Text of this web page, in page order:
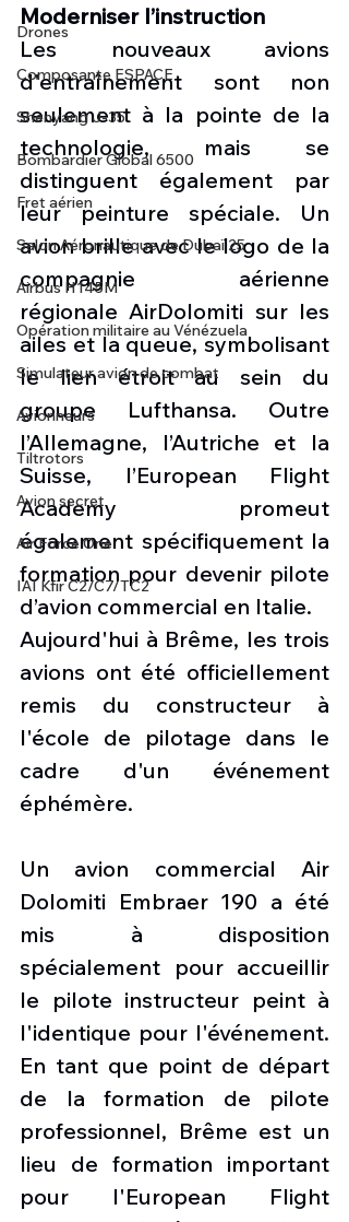
Drones
Composante ESPACE
Shenyang J-35
Bombardier Global 6500
Fret aérien
Salon Aéronautique de Dubaï 25
Airbus H145M
Opération militaire au Vénézuela
Simulateur avion de combat
Avionneurs
Tiltrotors
Avion secret
Air Force One
IAI Kfir C2/C7/TC2
Moderniser l’instruction
Les nouveaux avions
d'entraînement sont non
seulement à la pointe de la
technologie, mais se
distinguent également par
leur peinture spéciale. Un
avion brille avec le logo de la
compagnie aérienne
régionale AirDolomiti sur les
ailes et la queue, symbolisant
le lien étroit au sein du
groupe Lufthansa. Outre
l’Allemagne, l’Autriche et la
Suisse, l’European Flight
Academy promeut
également spécifiquement la
formation pour devenir pilote
d’avion commercial en Italie.
Aujourd'hui à Brême, les trois
avions ont été officiellement
remis du constructeur à
l'école de pilotage dans le
cadre d'un événement
éphémère.
Un avion commercial Air
Dolomiti Embraer 190 a été
mis à disposition
spécialement pour accueillir
le pilote instructeur peint à
l'identique pour l'événement.
En tant que point de départ
de la formation de pilote
professionnel, Brême est un
lieu de formation important
pour l'European Flight